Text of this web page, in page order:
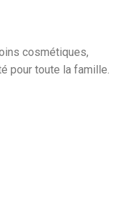
cosmétiques,
pour toute la famille.